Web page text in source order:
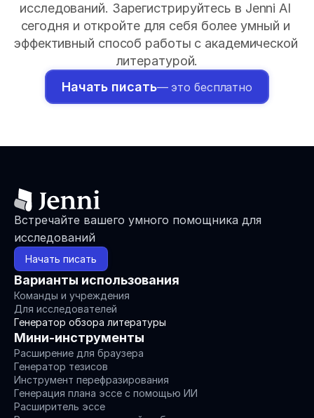
исследований. Зарегистрируйтесь в Jenni AI
сегодня и откройте для себя более умный и
эффективный способ работы с академической
литературой.
Начать писать— это бесплатно
Встречайте вашего умного помощника для
исследований
Начать писать
Варианты использования
Команды и учреждения
Для исследователей
Генератор обзора литературы
Мини-инструменты
Расширение для браузера
Генератор тезисов
Инструмент перефразирования
Генерация плана эссе с помощью ИИ
Расширитель эссе